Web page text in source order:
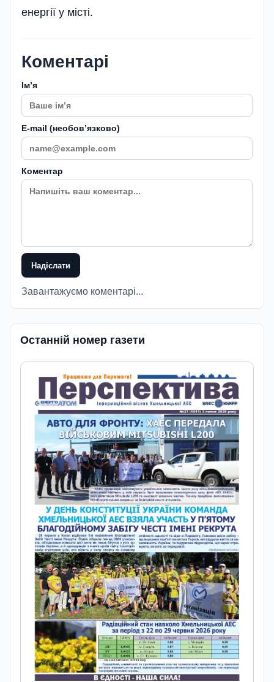
енергії у місті.
Коментарі
Імʼя
E-mail (необовʼязково)
Коментар
Надіслати
Завантажуємо коментарі...
Останній номер газети